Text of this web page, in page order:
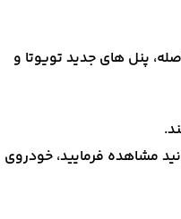
پنل های جدید تویوتا و
مشاهده فرمایید، خودروی